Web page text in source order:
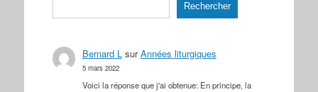
Rechercher
Bernard LsurAnnées liturgiques
5 mars 2022
Voici la réponse que j'ai obtenue: En principe, la